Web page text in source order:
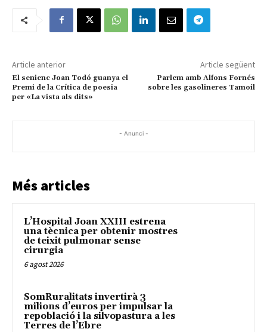
Article anterior
El senienc Joan Todó guanya el
Premi de la Crítica de poesia
per «La vista als dits»
Article següent
Parlem amb Alfons Fornés
sobre les gasolineres Tamoil
- Anunci -
Més articles
L’Hospital Joan XXIII estrena
una tècnica per obtenir mostres
de teixit pulmonar sense
cirurgia
6 agost 2026
SomRuralitats invertirà 3
milions d’euros per impulsar la
repoblació i la silvopastura a les
Terres de l’Ebre